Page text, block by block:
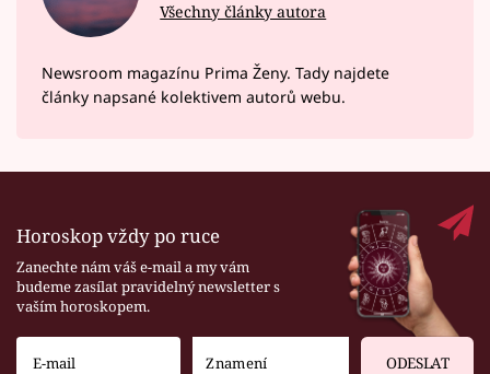
Všechny články autora
Newsroom magazínu Prima Ženy. Tady najdete
články napsané kolektivem autorů webu.
Horoskop vždy po ruce
Zanechte nám váš e-mail a my vám
budeme zasílat pravidelný newsletter s
vaším horoskopem.
ODESLAT